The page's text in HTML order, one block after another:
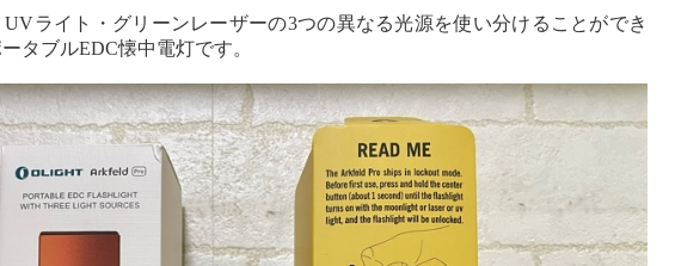
UVライト・グリーンレーザーの3つの異なる光源を使い分けることができ
タブルEDC懐中電灯です。